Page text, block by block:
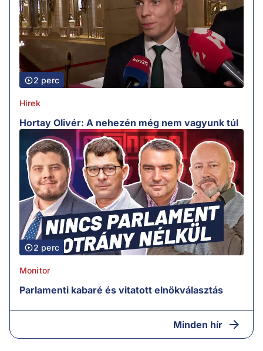
2 perc
Hírek
Hortay Olivér: A nehezén még nem vagyunk túl
2 perc
Monitor
Parlamenti kabaré és vitatott elnökválasztás
Minden hír